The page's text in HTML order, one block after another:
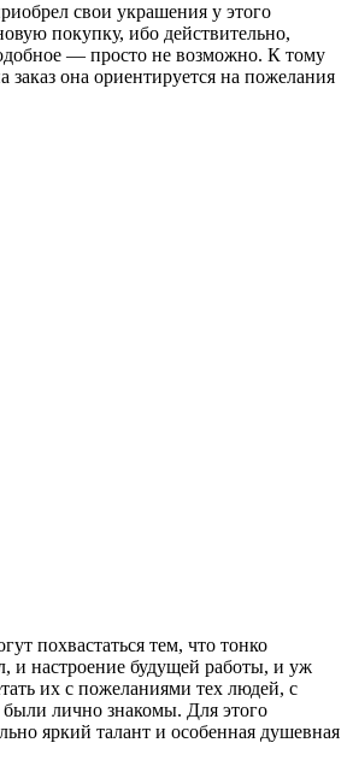
свои украшения у этого
покупку, ибо действительно,
— просто не возможно. К тому
заказ она ориентируется на пожелания
похвастаться тем, что тонко
и настроение будущей работы, и уж
их с пожеланиями тех людей, с
лично знакомы. Для этого
яркий талант и особенная душевная